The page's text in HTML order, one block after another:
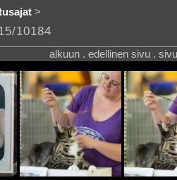
>
10184
alkuun . edellinen sivu .